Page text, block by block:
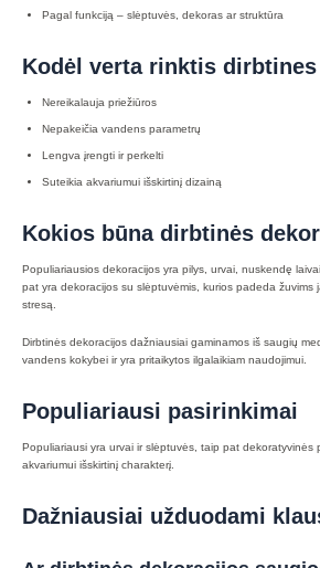
Pagal funkciją – slėptuvės, dekoras ar struktūra
Kodėl verta rinktis
Nereikalauja priežiūros
Nepakeičia vandens parametrų
Lengva įrengti ir perkelti
Suteikia akvariumui išskirtinį dizainą
Kokios būna dirbtinės
Populiariausios dekoracijos yra pilys, urvai, nuskendę
pat yra dekoracijos su slėptuvėmis, kurios padeda žuvims
stresą.
Dirbtinės dekoracijos dažniausiai gaminamos iš saugių
vandens kokybei ir yra pritaikytos ilgalaikiam naudojimui.
Populiariausi pasirinkimai
Populiariausi yra urvai ir slėptuvės, taip pat dekoratyvinės
akvariumui išskirtinį charakterį.
Dažniausiai užduodami